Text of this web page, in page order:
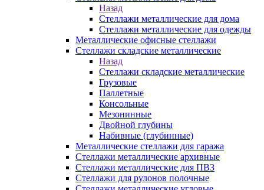
Назад
Стеллажи металлические для дома
Стеллажи металлические для одежды
Металлические офисные стеллажи
Стеллажи складские металлические
Назад
Стеллажи складские металлические
Грузовые
Паллетные
Консольные
Мезонинные
Двойной глубины
Набивные (глубинные)
Металлические стеллажи для гаража
Стеллажи металлические архивные
Стеллажи металлические для ПВЗ
Стеллажи для рулонов полочные